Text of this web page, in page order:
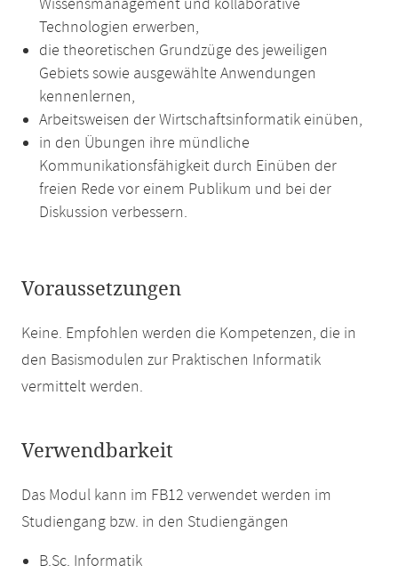
Wissensmanagement und kollaborative
Technologien erwerben,
die theoretischen Grundzüge des jeweiligen
Gebiets sowie ausgewählte Anwendungen
kennenlernen,
Arbeitsweisen der Wirtschaftsinformatik einüben,
in den Übungen ihre mündliche
Kommunikationsfähigkeit durch Einüben der
freien Rede vor einem Publikum und bei der
Diskussion verbessern.
Voraussetzungen
Keine. Empfohlen werden die Kompetenzen, die in
den Basismodulen zur Praktischen Informatik
vermittelt werden.
Verwendbarkeit
Das Modul kann im FB12 verwendet werden im
Studiengang bzw. in den Studiengängen
B.Sc. Informatik